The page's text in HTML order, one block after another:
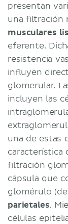
presentan
una filtración
musculares
eferente.
resistencia
influyen
glomerular.
incluyen las
una de estas
característica
filtración
cápsula que
glomérulo
parietales.
células